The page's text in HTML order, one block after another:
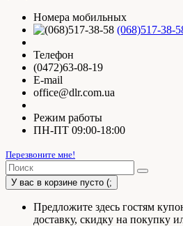
Номера мобильных
(068)517-38-
Телефон
(0472)63-08-19
E-mail
office@dlr.com.ua
Режим работы
ПН-ПТ 09:00-18:00
Перезвоните мне!
У вас в корзине пусто (;
Предложите здесь гостям
доставку, скидку на покупку